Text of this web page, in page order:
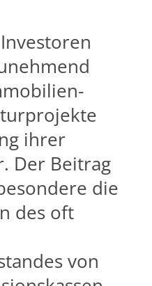
ihrer
Der Beitrag
die
des oft
von